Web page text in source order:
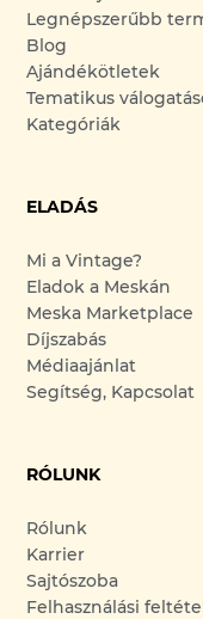
Legnépszerűbb
Blog
Ajándékötletek
Tematikus
Kategóriák
ELADÁS
Mi a Vintage?
Eladok a Meskán
Meska Marketplace
Díjszabás
Médiaajánlat
Segítség, Kapcsolat
RÓLUNK
Rólunk
Karrier
Sajtószoba
Felhasználási